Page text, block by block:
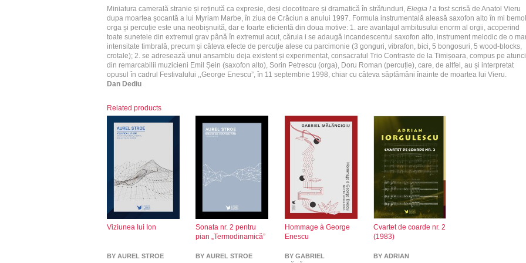
Miniatura camerală stranie și reținută ca expresie, deși clocotitoare și dramatică în străfunduri, Elegia I a fost scrisă de Anatol Vieru
dupa moartea șocantă a lui Myriam Marbe, în ziua de Crăciun a anului 1997. Formula instrumentală aleasă saxofon alto în mi
orga și percuție este una neobișnuită, dar e foarte eficientă din doua motive: 1. are avantajul ambitusului enorm al orgii, acoperind
toate sunetele din extremul grav până în extremul acut, căruia i se adaugă incandescentul saxofon alto, instrument melodic de o
intensitate timbrală, precum și câteva efecte de per­cuție alese cu parcimonie (3 gonguri, vibrafon, bici, 5 bongosuri, 5 wood-blocks,
crotale); 2. se adresează unui ansamblu deja existent și experimentat, consacratul Trio Contraste de la Timișoara, compus pe atunci
din remarcabilii muzicieni Emil Șein (saxofon alto), Sorin Petrescu (orga), Doru Roman (percuție), care, de altfel, au și interpretat
opusul în cadrul Festivalului ,,George Enescu”, în 11 septembrie 1998, chiar cu câteva săptămâni înainte de moartea lui Vieru.
Dan Dediu
Related products
Viziunea lui Ion
BY AUREL STROE
Sonata nr. 2 pentru
pian „Termodinamică”
BY AUREL STROE
Hommage à George
Enescu
BY GABRIEL
Cvartet de coarde nr. 2
(1983)
BY ADRIAN